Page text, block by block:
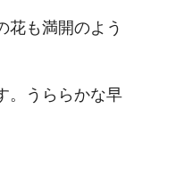
花も満開のよう
。うららかな早